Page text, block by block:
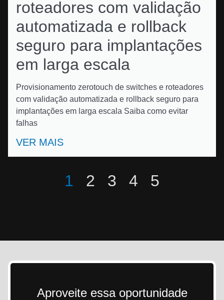
roteadores com validação
automatizada e rollback
seguro para implantações
em larga escala
Provisionamento zerotouch de switches e roteadores
com validação automatizada e rollback seguro para
implantações em larga escala Saiba como evitar
falhas
VER MAIS
1 2 3 4 5
Aproveite essa oportunidade